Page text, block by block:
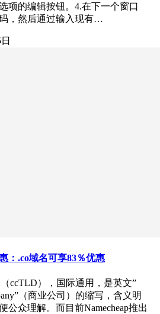
项的编辑按钮。4.在下一个窗口
，然后通过输入现有…
：.co域名可享83％优惠
ccTLD），国际通用，是英文”
（商业公司）的缩写，含义明
公众理解。而目前Namecheap推出